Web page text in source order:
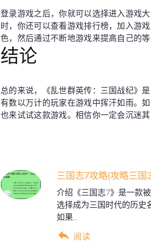
登录游戏之后，你就可以选择进入游戏
时，你还可以查看游戏排行榜，加入游
色，然后通过不断地游戏来提高自己的
结论
总的来说，《乱世群英传：三国战纪》
有数以万计的玩家在游戏中挥汗如雨。
也来试试这款游戏。相信你一定会沉迷其
三国志7攻略(攻略三
介绍《三国志7》是一款
选择成为三国时代的历史
如果...
阅读